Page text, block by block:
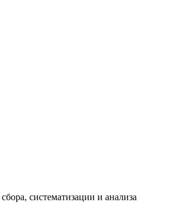
систематизации и анализа